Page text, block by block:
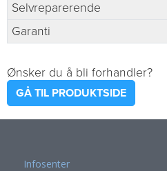
Selvreparerende
Garanti
Ønsker du å bli forhandler?
GÅ TIL PRODUKTSIDE
Infosenter